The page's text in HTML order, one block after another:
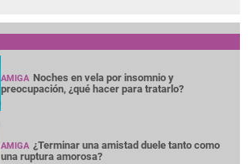
AMIGA Noches en vela por insomnio y
preocupación, ¿qué hacer para tratarlo?
AMIGA ¿Terminar una amistad duele tanto como
una ruptura amorosa?